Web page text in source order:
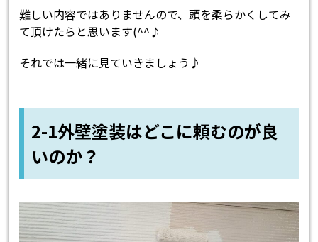
難しい内容ではありませんので、頭を柔らかくしてみ
て頂けたらと思います(^^♪
それでは一緒に見ていきましょう♪
2-1外壁塗装はどこに頼むのが良
いのか？